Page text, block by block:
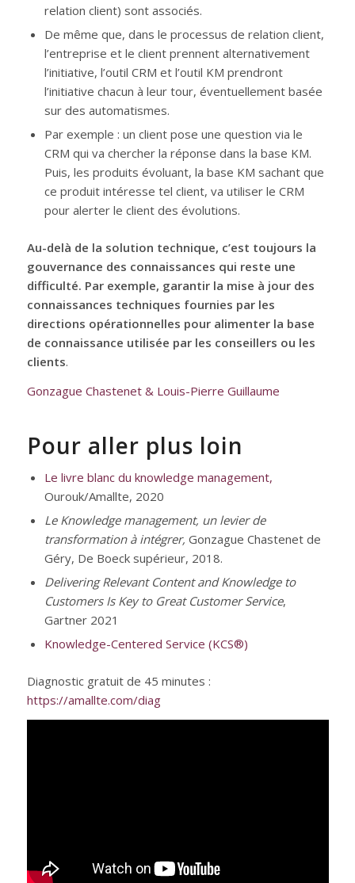
relation client) sont associés.
De même que, dans le processus de relation client,
l’entreprise et le client prennent alternativement
l’initiative, l’outil CRM et l’outil KM prendront
l’initiative chacun à leur tour, éventuellement basée
sur des automatismes.
Par exemple : un client pose une question via le
CRM qui va chercher la réponse dans la base KM.
Puis, les produits évoluant, la base KM sachant que
ce produit intéresse tel client, va utiliser le CRM
pour alerter le client des évolutions.
Au-delà de la solution technique, c’est toujours la
gouvernance des connaissances qui reste une
difficulté. Par exemple, garantir la mise à jour des
connaissances techniques fournies par les
directions opérationnelles pour alimenter la base
de connaissance utilisée par les conseillers ou les
clients.
Gonzague Chastenet& Louis-Pierre Guillaume
Pour aller plus loin
Le livre blanc du knowledge management,
Ourouk/Amallte, 2020
Le Knowledge management, un levier de
transformation à intégrer, Gonzague Chastenet de
Géry, De Boeck supérieur, 2018.
Delivering Relevant Content and Knowledge to
Customers Is Key to Great Customer Service,
Gartner 2021
Knowledge-Centered Service (KCS®)
Diagnostic gratuit de 45 minutes :
https://amallte.com/diag